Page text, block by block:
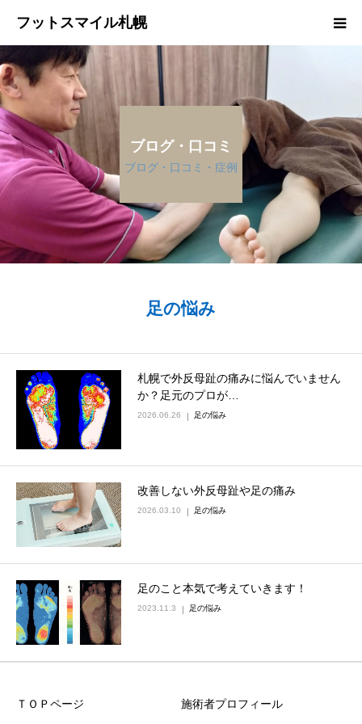
フットスマイル札幌
ブログ・口コミ
ブログ・口コミ・症例
足の悩み
札幌で外反母趾の痛みに悩んでいません
か？足元のプロが…
2026.06.26 足の悩み
改善しない外反母趾や足の痛み
2026.03.10 足の悩み
足のこと本気で考えていきます！
2023.11.3 足の悩み
ＴＯＰページ 施術者プロフィール
ＴＯＰページ
施術者プロフィール
施 術 料 金
よくある質問
無料相談・ご予約希望日時＆問合せ